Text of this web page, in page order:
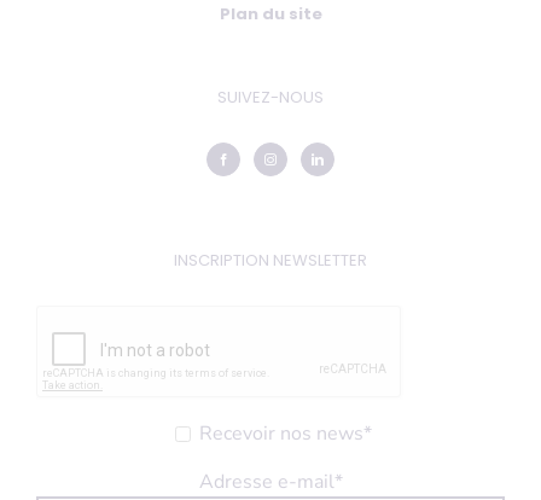
Plan du site
SUIVEZ-NOUS
INSCRIPTION NEWSLETTER
Recevoir nos news*
Adresse e-mail*